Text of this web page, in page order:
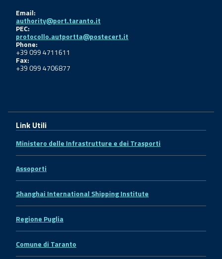
Email:
authority@port.taranto.it
PEC:
protocollo.autportta@postecert.it
Phone:
+39 099 4711611
Fax:
+39 099 4706877
Link Utili
Ministero delle Infrastrutture e dei Trasporti
Assoporti
Shanghai International Shipping Institute
Regione Puglia
Comune di Taranto